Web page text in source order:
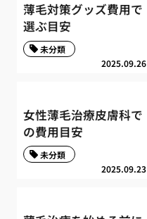
薄毛対策グッズ費用で
選ぶ目安
2025.09.26
未分類
女性薄毛治療皮膚科で
の費用目安
2025.09.23
未分類